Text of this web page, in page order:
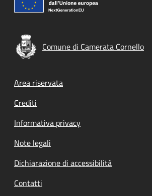
Comune di Camerata Cornello
Footer menu
Area riservata
Crediti
Informativa privacy
Note legali
Dichiarazione di accessibilità
Contatti